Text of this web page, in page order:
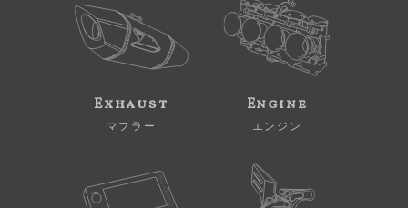
Exhaust
マフラー
Engine
エンジン